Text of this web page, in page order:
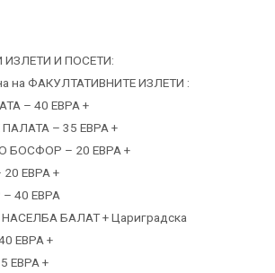
И ПОСЕТИ:
на ФАКУЛТАТИВНИТЕ ИЗЛЕТИ :
– 40 ЕВРА +
– 35 ЕВРА +
БОСФОР – 20 ЕВРА +
ЕВРА +
– 40 ЕВРА
БАЛАТ + Цариградска
ЕВРА +
ЕВРА +